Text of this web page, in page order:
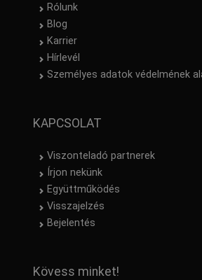
Rólunk
Blog
Karrier
Hírlevél
Személyes adatok védelmének
KAPCSOLAT
Viszonteladó partnerek
Írjon nekünk
Együttműködés
Visszajelzés
Bejelentés
Kövess minket!